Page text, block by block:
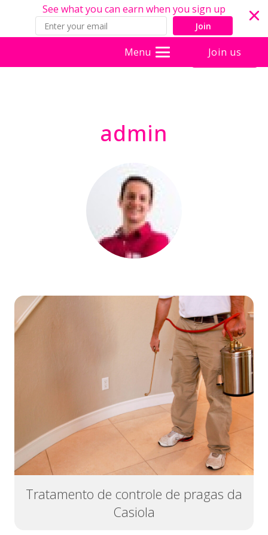
See what you can earn when you sign up
Join
Menu Join us
admin
Tratamento de controle de pragas da
Casiola